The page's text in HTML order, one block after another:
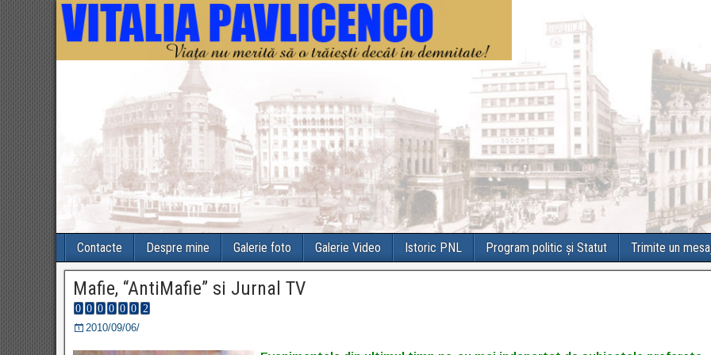
Contacte Despre mine Galerie foto Galerie Video Istoric PNL Program politic și Statut Trimite un
Mafie, “AntiMafie” si Jurnal TV
2010/09/06/